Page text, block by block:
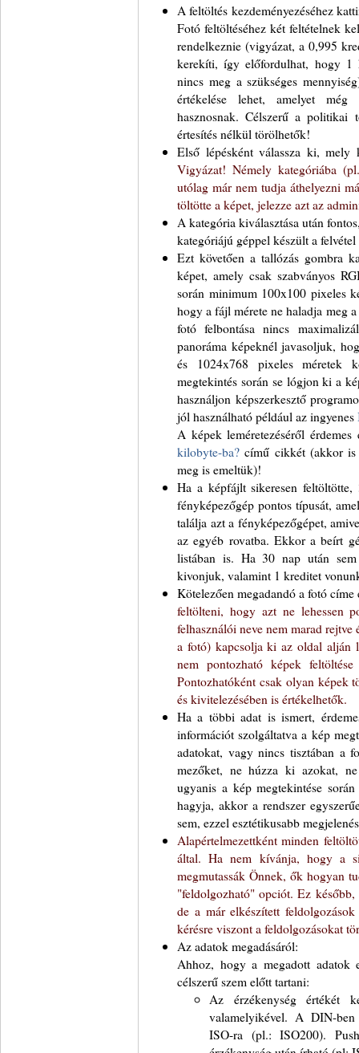
A feltöltés kezdeményezéséhez
Fotó feltöltéséhez két feltételnek
rendelkeznie (vigyázat, a 0,995
kerekíti, így előfordulhat, hogy
nincs meg a szükséges
értékelése lehet, amelyet
hasznosnak. Célszerű a
értesítés nélkül törölhetők!
Első lépésként válassza ki, mely
Vigyázat! Némely kategóriába
utólag már nem tudja áthelyezni
töltötte a képet, jelezze azt az
A kategória kiválasztása után
kategóriájú géppel készült a
Ezt követően a tallózás gombra
képet, amely csak szabványos
során minimum 100x100 pixeles
hogy a fájl mérete ne haladja meg
fotó felbontása nincs
panoráma képeknél javasoljuk,
és 1024x768 pixeles méretek
megtekintés során se lógjon ki a
használjon képszerkesztő
jól használható például az ingyenes
A képek leméretezéséről
kilobyte-ba? című cikkét (akkor is
meg is emeltük)!
Ha a képfájlt sikeresen
fényképezőgép pontos típusát,
találja azt a fényképezőgépet,
az egyéb rovatba. Ekkor a beírt
listában is. Ha 30 nap után
kivonjuk, valamint 1 kreditet
Kötelezően megadandó a fotó
feltölteni, hogy azt ne lehessen
felhasználói neve nem marad
a fotó) kapcsolja ki az oldal alján
nem pontozható képek
Pontozhatóként csak olyan képek
és kivitelezésében is értékelhetők.
Ha a többi adat is ismert,
információt szolgáltatva a kép
adatokat, vagy nincs tisztában a
mezőket, ne húzza ki azokat,
ugyanis a kép megtekintése
hagyja, akkor a rendszer
sem, ezzel esztétikusabb
Alapértelmezettként minden
által. Ha nem kívánja, hogy a
megmutassák Önnek, ők hogyan
"feldolgozható" opciót. Ez
de a már elkészített
kérésre viszont a feldolgozásokat
Az adatok megadásáról:
Ahhoz, hogy a megadott adatok
célszerű szem előtt tartani:
Az érzékenység értékét
valamelyikével. A DIN-
ISO-ra (pl.: ISO200).